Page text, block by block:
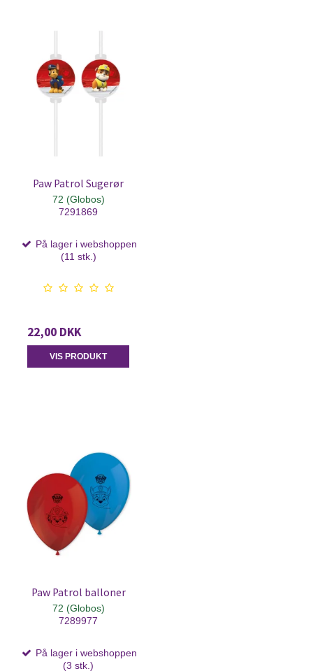
Paw Patrol Sugerør
72 (Globos)
7291869
På lager i webshoppen
(11 stk.)
22,00 DKK
VIS PRODUKT
Paw Patrol balloner
72 (Globos)
7289977
På lager i webshoppen
(3 stk.)